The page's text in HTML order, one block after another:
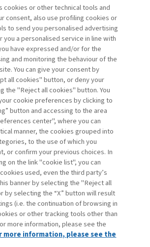
è scontata.
impegno principale resta al
e delle sue strategie di
e di stimolo al
c’è anche un altro progetto che
nuovo think-tank nato lo scorso
a seguito di una iniziativa
Chirac e Gerhard Schröder, del
nominato presidente. L’abbiamo
sia in omaggio a un pittore che
di BRUssels European and
Laboratory (www.bruegel-lab.org).
un centro di ricerca specializzato in
internazionale e focalizzato su tre
macroeconomia e finanza
e regole; flussi migratori e
cookies or other technical tools and
consent, also use profiling cookies or
to send you personalised advertising
you a personalised service in line with
have expressed and/or for the
and monitoring the behaviour of the
You can give your consent by
all cookies" button, or deny your
the "Reject all cookies" button. You
cookie preferences by clicking to
button and accessing to the area
center", where you can
manner, the cookies grouped into
to the use of which you
or confirm your previous choices. In
on the link "cookie list", you can
used, even the third party’s
banner by selecting the "Reject all
by selecting the “X” button will result
(i.e. the continuation of browsing in
or other tracking tools other than
more information, please see the
more information, please see the